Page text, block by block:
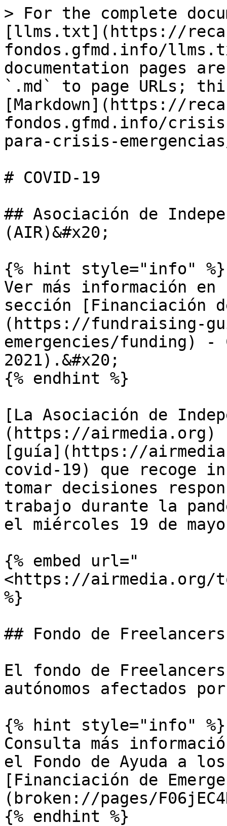
> For the complete
[llms.txt](https://
fondos.gfmd.info/
documentation pages
`.md` to page URLs;
[Markdown](https://
fondos.gfmd.info/
para-crisis-
# COVID-19
## Asociación de
(AIR)&#x20;
{% hint style="info" %}
Ver más información
sección [Financiación
(https://fundraising-
emergencies/funding) -
2021).&#x20;
{% endhint %}
[La Asociación de
(https://airmedia.org) (
[guía](https://
covid-19) que recoge
tomar decisiones
trabajo durante la
el miércoles 19 de
{% embed url="
<https://airmedia.org/
%}
## Fondo de
El fondo de
autónomos afectados
{% hint style="info" %}
Consulta más
el Fondo de Ayuda a
[Financiación de
(broken://pages/
{% endhint %}